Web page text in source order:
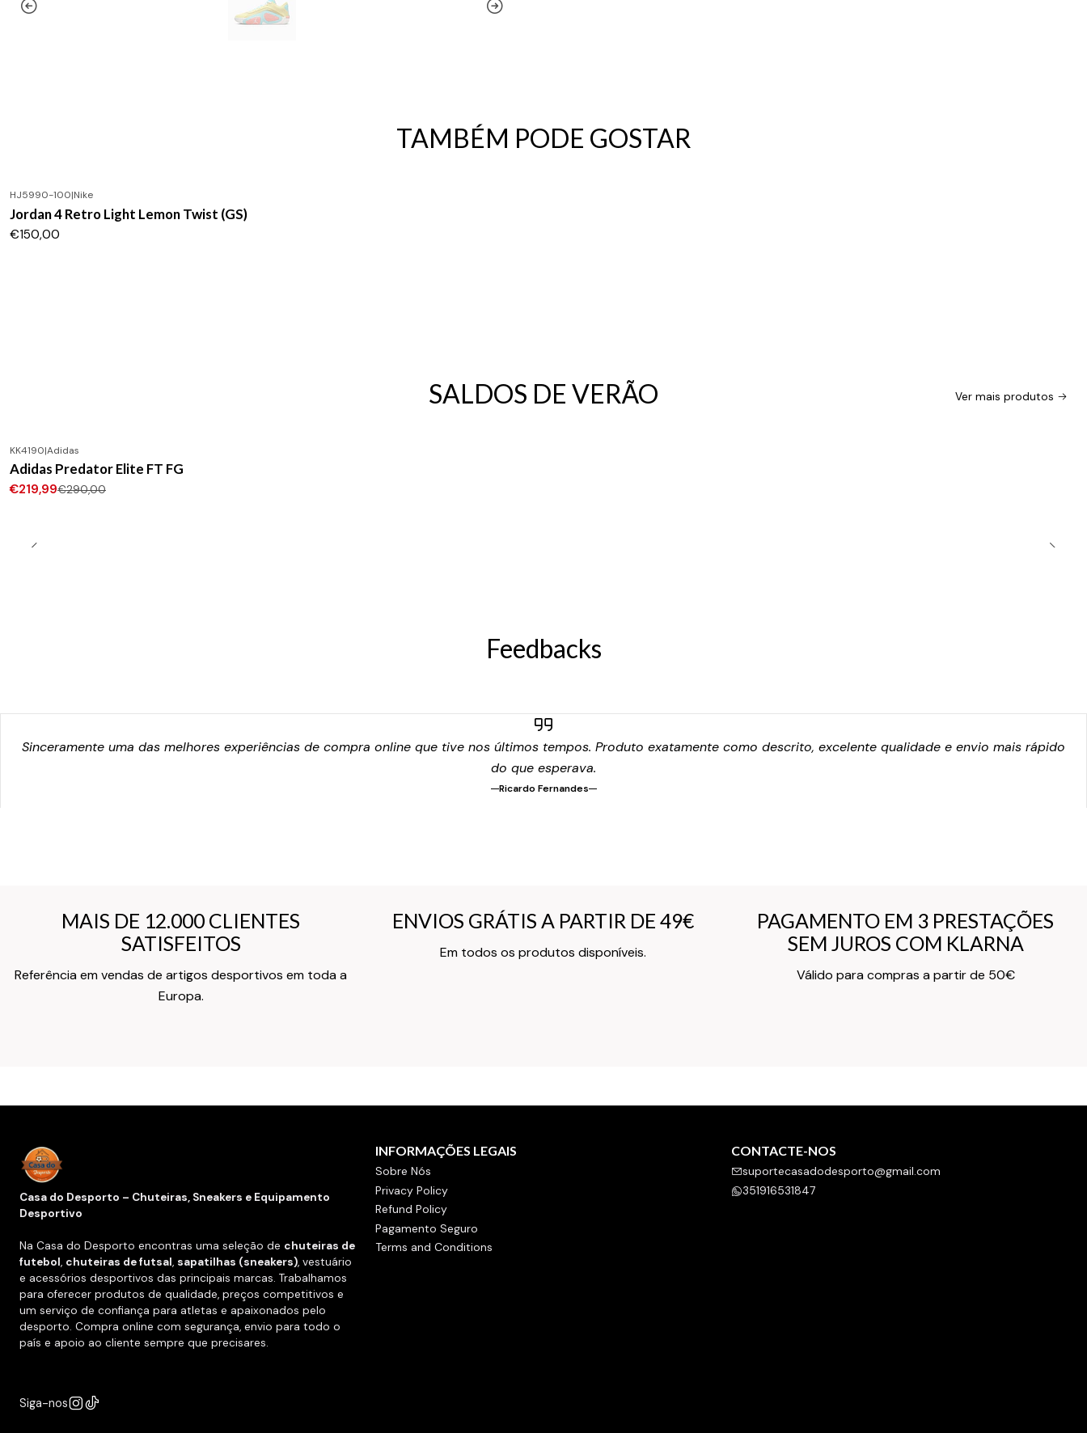
TAMBÉM PODE GOSTAR
HJ5990-100|Nike
Jordan 4 Retro Light Lemon Twist (GS)
€150,00
SALDOS DE VERÃO Ver mais produtos
-24%DESCONTO
Novo
KK4190|Adidas
Adidas Predator Elite FT FG
€219,99€290,00
Feedbacks
Sinceramente uma das melhores experiências de compra online que tive nos últimos tempos. Produto exatamente como descrito, excelente qualidade e envio mais rápido
do que esperava.
Ricardo Fernandes
MAIS DE 12.000 CLIENTES
SATISFEITOS
Referência em vendas de artigos desportivos em toda a
Europa.
MAIS DE 12.000 CLIENTES
SATISFEITOS
Texto do Verso do Cartão de Informação
ENVIOS GRÁTIS A PARTIR DE 49€
Em todos os produtos disponíveis.
ENVIOS GRÁTIS A PARTIR DE 49€
Texto do Verso do Cartão de Informação
PAGAMENTO EM 3 PRESTAÇÕES
SEM JUROS COM KLARNA
Válido para compras a partir de 50€
PAGAMENTO EM 3 PRESTAÇÕES
SEM JUROS COM KLARNA
Texto do Verso do Cartão de Informação
Casa do Desporto – Chuteiras, Sneakers e Equipamento
Desportivo
Na Casa do Desporto encontras uma seleção de chuteiras de
futebol, chuteiras de futsal, sapatilhas (sneakers), vestuário
e acessórios desportivos das principais marcas. Trabalhamos
para oferecer produtos de qualidade, preços competitivos e
um serviço de confiança para atletas e apaixonados pelo
desporto. Compra online com segurança, envio para todo o
país e apoio ao cliente sempre que precisares.
Siga-nos
INFORMAÇÕES LEGAIS
Sobre Nós
Privacy Policy
Refund Policy
Pagamento Seguro
Terms and Conditions
CONTACTE-NOS
suportecasadodesporto@gmail.com
351916531847